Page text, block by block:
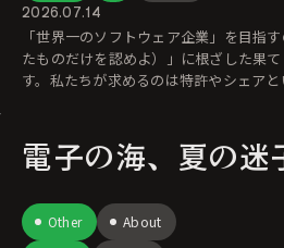
2026.07.14
「世界一のソフトウェア企業」を目指
たものだけを認めよ）」に根ざした果
す。私たちが求めるのは特許やシェア
電子の海、夏の迷
Other
About